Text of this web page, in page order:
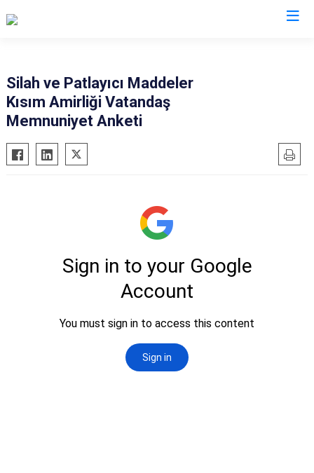
Silah ve Patlayıcı Maddeler
Kısım Amirliği Vatandaş
Memnuniyet Anketi